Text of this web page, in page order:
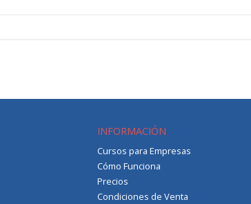
INFORMACIÓN
Cursos para Empresas
Cómo Funciona
Precios
Condiciones de Venta